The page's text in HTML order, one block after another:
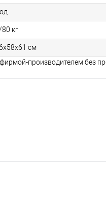
кг
см
производителем без